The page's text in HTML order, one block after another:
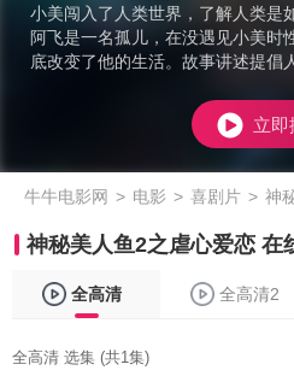
小美闯入了人类世界，了解人类是
阿飞是一名孤儿，在没遇见小美时
底改变了他的生活。故事讲述提倡
立即
牛牛电影网 > 电影 > 喜剧片 > 神
神秘美人鱼2之虐心爱恋 在
全高清 全高清2
全高清 选集 (共1集)